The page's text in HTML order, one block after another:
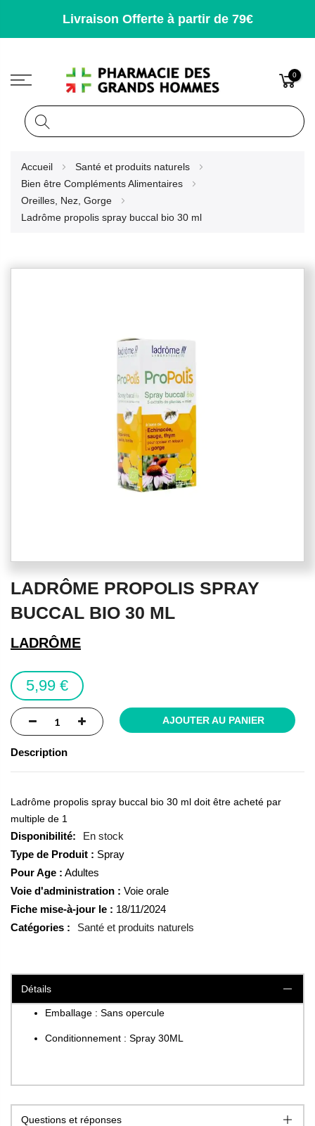
Livraison Offerte à partir de 79€
0
Accueil
Santé et produits naturels
Bien être Compléments Alimentaires
Oreilles, Nez, Gorge
Ladrôme propolis spray buccal bio 30 ml
beginning
of
images
gallery
LADRÔME PROPOLIS SPRAY
BUCCAL BIO 30 ML
LADRÔME
5,99 €
AJOUTER AU PANIER
Description
Ladrôme propolis spray buccal bio 30 ml doit être acheté par
multiple de 1
En stock
Type de Produit : Spray
Pour Age : Adultes
Voie d'administration : Voie orale
Fiche mise-à-jour le : 18/11/2024
Catégories :
Santé et produits naturels
Détails
Emballage : Sans opercule
Conditionnement : Spray 30ML
Questions et réponses